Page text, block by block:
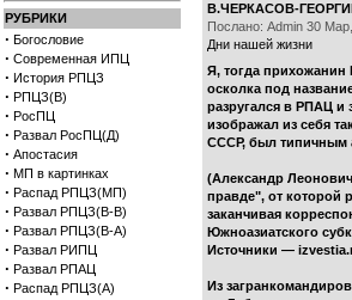
РУБРИКИ
· Богословие
· Современная ИПЦ
· История РПЦЗ
· РПЦЗ(В)
· РосПЦ
· Развал РосПЦ(Д)
· Апостасия
· МП в картинках
· Распад РПЦЗ(МП)
· Развал РПЦЗ(В-В)
· Развал РПЦЗ(В-А)
· Развал РИПЦ
· Развал РПАЦ
· Распад РПЦЗ(А)
В.ЧЕРКАСОВ-
Послано: Admin 30
Дни нашей жизни
Я, тогда прихожанин
осколка под
разругался в РПАЦ и
изображал из себя
СССР, был типичным
(Александр
правде", от которой
заканчивая
Южноазиатского
Источники —
Из